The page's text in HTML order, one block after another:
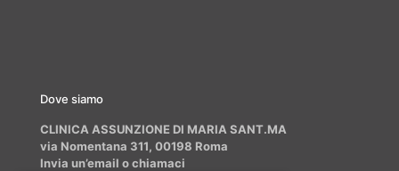
Dove siamo
CLINICA ASSUNZIONE DI MARIA SANT.MA
via Nomentana 311, 00198 Roma
Invia un’email o chiamaci